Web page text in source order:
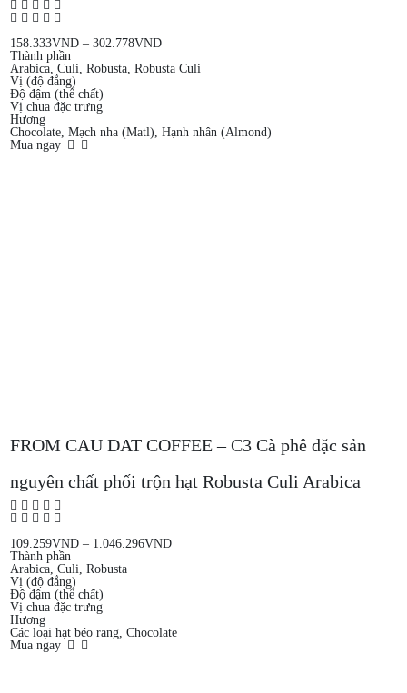
158.333VND– 302.778VND
Thành phần
Arabica, Culi, Robusta, Robusta Culi
Vị (độ đắng)
Độ đậm (thể chất)
Vị chua đặc trưng
Hương
Chocolate, Mạch nha (Matl), Hạnh nhân (Almond)
Mua ngay
FROM CAU DAT COFFEE – C3 Cà phê đặc sản
nguyên chất phối trộn hạt Robusta Culi Arabica
109.259VND– 1.046.296VND
Thành phần
Arabica, Culi, Robusta
Vị (độ đắng)
Độ đậm (thể chất)
Vị chua đặc trưng
Hương
Các loại hạt béo rang, Chocolate
Mua ngay